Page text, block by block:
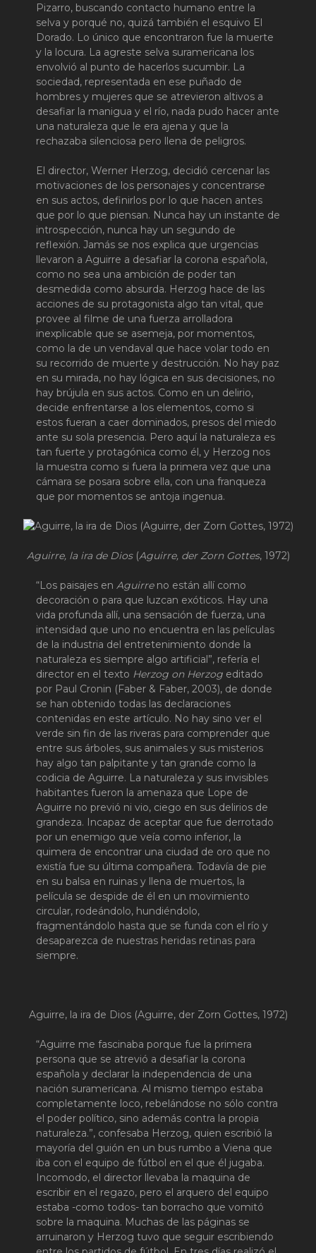
Pizarro, buscando contacto humano entre la
selva y porqué no, quizá también el esquivo El
Dorado. Lo único que encontraron fue la muerte
y la locura. La agreste selva suramericana los
envolvió al punto de hacerlos sucumbir. La
sociedad, representada en ese puñado de
hombres y mujeres que se atrevieron altivos a
desafiar la manigua y el río, nada pudo hacer ante
una naturaleza que le era ajena y que la
rechazaba silenciosa pero llena de peligros.
El director, Werner Herzog, decidió cercenar las
motivaciones de los personajes y concentrarse
en sus actos, definirlos por lo que hacen antes
que por lo que piensan. Nunca hay un instante de
introspección, nunca hay un segundo de
reflexión. Jamás se nos explica que urgencias
llevaron a Aguirre a desafiar la corona española,
como no sea una ambición de poder tan
desmedida como absurda. Herzog hace de las
acciones de su protagonista algo tan vital, que
provee al filme de una fuerza arrolladora
inexplicable que se asemeja, por momentos,
como la de un vendaval que hace volar todo en
su recorrido de muerte y destrucción. No hay paz
en su mirada, no hay lógica en sus decisiones, no
hay brújula en sus actos. Como en un delirio,
decide enfrentarse a los elementos, como si
estos fueran a caer dominados, presos del miedo
ante su sola presencia. Pero aquí la naturaleza es
tan fuerte y protagónica como él, y Herzog nos
la muestra como si fuera la primera vez que una
cámara se posara sobre ella, con una franqueza
que por momentos se antoja ingenua.
Aguirre, la ira de Dios(Aguirre, der Zorn Gottes, 1972)
“Los paisajes en Aguirreno están allí como
decoración o para que luzcan exóticos. Hay una
vida profunda allí, una sensación de fuerza, una
intensidad que uno no encuentra en las películas
de la industria del entretenimiento donde la
naturaleza es siempre algo artificial”, refería el
director en el texto Herzog on Herzog editado
por Paul Cronin (Faber & Faber, 2003), de donde
se han obtenido todas las declaraciones
contenidas en este artículo. No hay sino ver el
verde sin fin de las riveras para comprender que
entre sus árboles, sus animales y sus misterios
hay algo tan palpitante y tan grande como la
codicia de Aguirre. La naturaleza y sus invisibles
habitantes fueron la amenaza que Lope de
Aguirre no previó ni vio, ciego en sus delirios de
grandeza. Incapaz de aceptar que fue derrotado
por un enemigo que veía como inferior, la
quimera de encontrar una ciudad de oro que no
existía fue su última compañera. Todavía de pie
en su balsa en ruinas y llena de muertos, la
película se despide de él en un movimiento
circular, rodeándolo, hundiéndolo,
fragmentándolo hasta que se funda con el río y
desaparezca de nuestras heridas retinas para
siempre.
Aguirre, la ira de Dios (Aguirre, der Zorn Gottes, 1972)
“Aguirre me fascinaba porque fue la primera
persona que se atrevió a desafiar la corona
española y declarar la independencia de una
nación suramericana. Al mismo tiempo estaba
completamente loco, rebelándose no sólo contra
el poder político, sino además contra la propia
naturaleza.”, confesaba Herzog, quien escribió la
mayoría del guión en un bus rumbo a Viena que
iba con el equipo de fútbol en el que él jugaba.
Incomodo, el director llevaba la maquina de
escribir en el regazo, pero el arquero del equipo
estaba -como todos- tan borracho que vomitó
sobre la maquina. Muchas de las páginas se
arruinaron y Herzog tuvo que seguir escribiendo